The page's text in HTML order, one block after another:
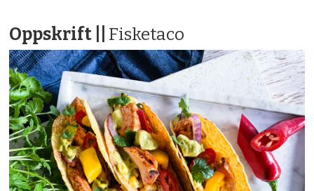
Oppskrift || Fisketaco